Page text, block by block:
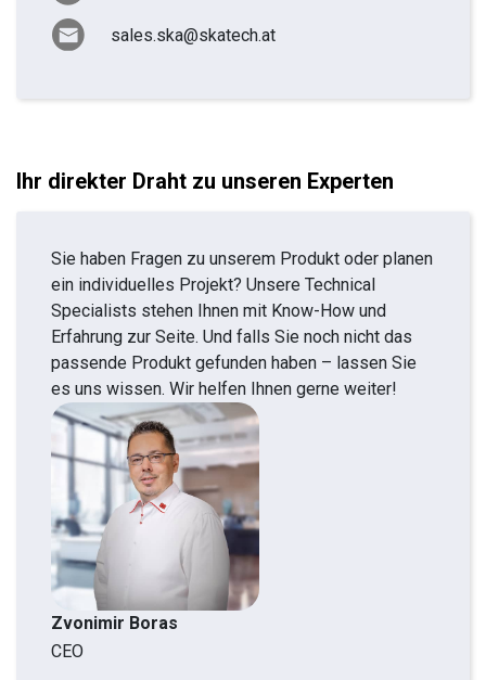
sales.ska@skatech.at
Ihr direkter Draht zu unseren Experten
Sie haben Fragen zu unserem Produkt oder planen
ein individuelles Projekt? Unsere Technical
Specialists stehen Ihnen mit Know-How und
Erfahrung zur Seite. Und falls Sie noch nicht das
passende Produkt gefunden haben – lassen Sie
es uns wissen. Wir helfen Ihnen gerne weiter!
Zvonimir Boras
CEO